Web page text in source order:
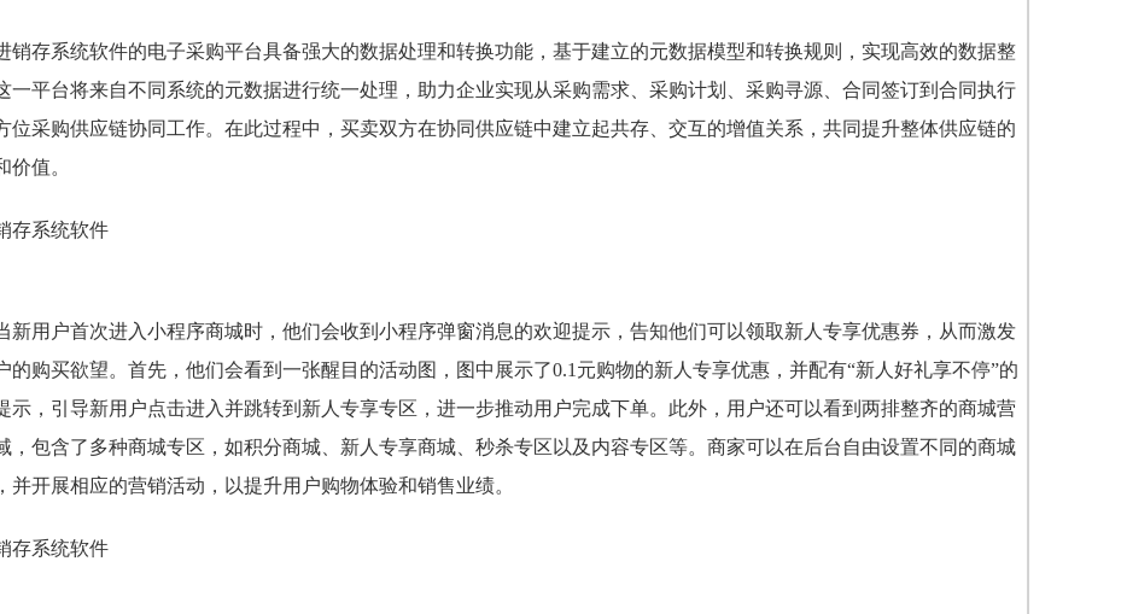
销存系统软件的电子采购平台具备强大的数据处理和转换功能，基于建立的元数据模型和转换规则，实现高效的数据整
一平台将来自不同系统的元数据进行统一处理，助力企业实现从采购需求、采购计划、采购寻源、合同签订到合同执行
位采购供应链协同工作。在此过程中，买卖双方在协同供应链中建立起共存、交互的增值关系，共同提升整体供应链的
价值。
新用户首次进入小程序商城时，他们会收到小程序弹窗消息的欢迎提示，告知他们可以领取新人专享优惠券，从而激发
的购买欲望。首先，他们会看到一张醒目的活动图，图中展示了0.1元购物的新人专享优惠，并配有“新人好礼享不停”的
示，引导新用户点击进入并跳转到新人专享专区，进一步推动用户完成下单。此外，用户还可以看到两排整齐的商城营
，包含了多种商城专区，如积分商城、新人专享商城、秒杀专区以及内容专区等。商家可以在后台自由设置不同的商城
并开展相应的营销活动，以提升用户购物体验和销售业绩。